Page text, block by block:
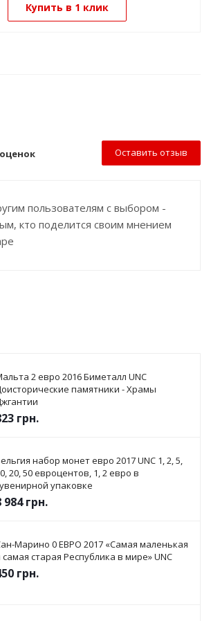
Купить в 1 клик
Оставить отзыв
пользователям с выбором -
кто поделится своим мнением
2 евро 2016 Биметалл UNC
памятники - Храмы
грн.
набор монет евро 2017 UNC 1, 2, 5,
20, 50 евроцентов, 1, 2 евро в
упаковке
984грн.
Марино 0 ЕВРО 2017 «Самая маленькая
самая старая Республика в мире» UNC
грн.